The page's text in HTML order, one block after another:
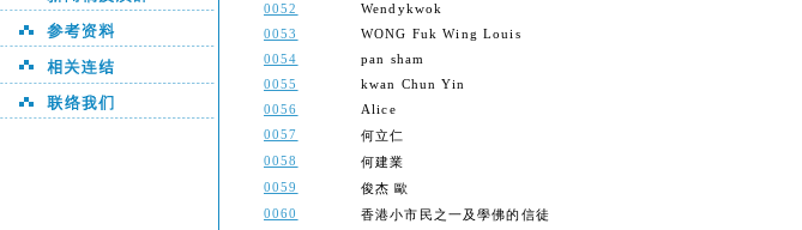
0052
Wendykwok
0053
WONG Fuk Wing Louis
0054
pan sham
0055
kwan Chun Yin
0056
Alice
0057
何立仁
0058
何建業
0059
俊杰 歐
0060
香港小市民之一及學佛的信徒